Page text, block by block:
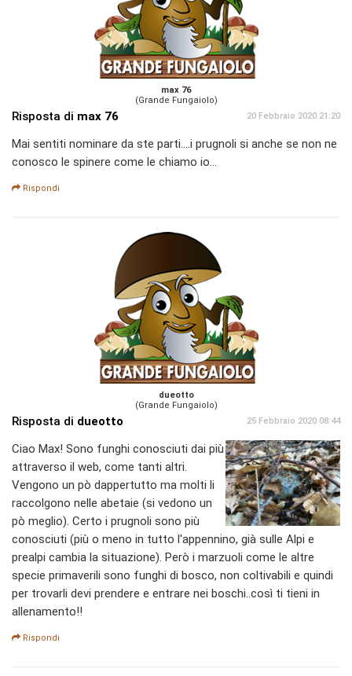
max 76
(Grande Fungaiolo)
Risposta di max 76 20 Febbraio 2020 21:20
Mai sentiti nominare da ste parti....i prugnoli si anche se non ne
conosco le spinere come le chiamo io...
Rispondi
dueotto
(Grande Fungaiolo)
Risposta di dueotto 25 Febbraio 2020 08:44
Ciao Max! Sono funghi conosciuti dai più
attraverso il web, come tanti altri.
Vengono un pò dappertutto ma molti li
raccolgono nelle abetaie (si vedono un
pò meglio). Certo i prugnoli sono più
conosciuti (più o meno in tutto l'appennino, già sulle Alpi e
prealpi cambia la situazione). Però i marzuoli come le altre
specie primaverili sono funghi di bosco, non coltivabili e quindi
per trovarli devi prendere e entrare nei boschi..così ti tieni in
allenamento!!
Rispondi